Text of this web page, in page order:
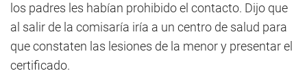
los padres les habían prohibido el contacto. Dijo que
al salir de la comisaría iría a un centro de salud para
que constaten las lesiones de la menor y presentar el
certificado.